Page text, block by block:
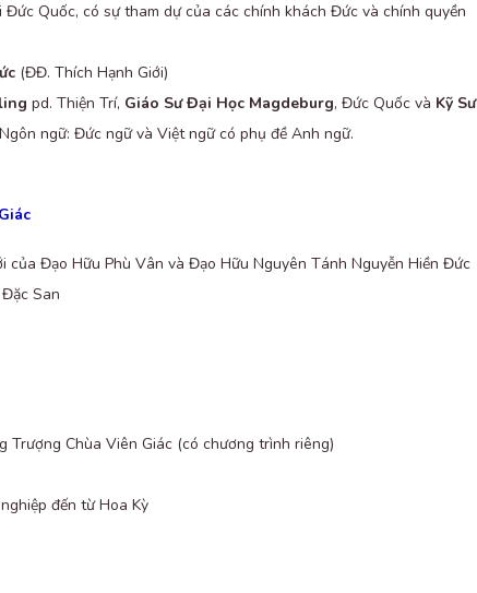
Đức Quốc, có sự tham dự của các chính khách Đức và chính quyền
(ĐĐ. Thích Hạnh Giới)
pd. Thiện Trí, Giáo Sư Đại Học Magdeburg, Đức Quốc và Kỹ Sư
ngữ: Đức ngữ và Việt ngữ có phụ đề Anh ngữ.
của Đạo Hữu Phù Vân và Đạo Hữu Nguyên Tánh Nguyễn Hiền Đức
San
Trượng Chùa Viên Giác (có chương trình riêng)
đến từ Hoa Kỳ